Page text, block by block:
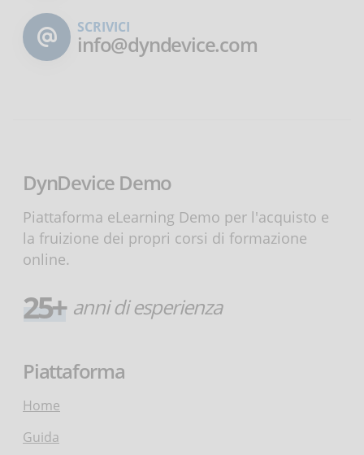
SCRIVICI
info@dyndevice.com
DynDevice Demo
Piattaforma eLearning Demo per l'acquisto e
la fruizione dei propri corsi di formazione
online.
25+ anni di esperienza
Piattaforma
Home
Guida